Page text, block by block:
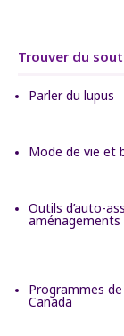
Trouver du
Parler du lupus
Mode de vie et
Outils d’auto-
Programmes
Canada